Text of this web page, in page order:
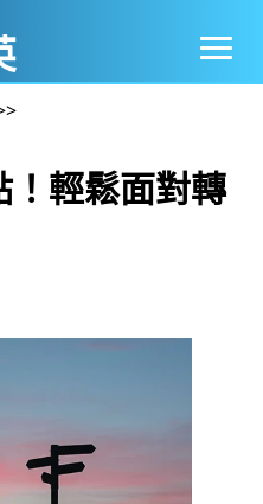
！輕鬆面對轉